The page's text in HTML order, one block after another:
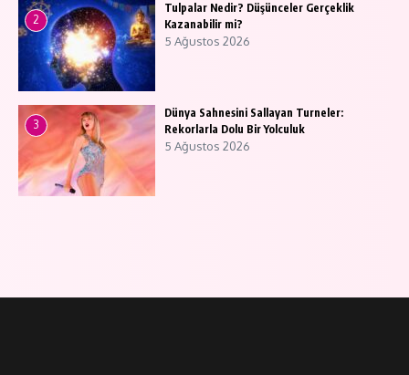
2
Tulpalar Nedir? Düşünceler Gerçeklik
Kazanabilir mi?
5 Ağustos 2026
3
Dünya Sahnesini Sallayan Turneler:
Rekorlarla Dolu Bir Yolculuk
5 Ağustos 2026